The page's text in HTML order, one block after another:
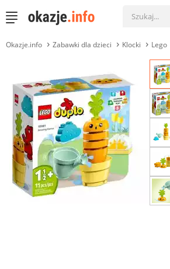
Okazje.info Zabawki dla dzieci Klocki Lego